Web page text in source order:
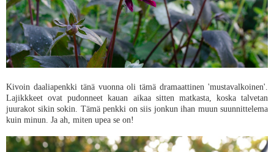
Kivoin daaliapenkki tänä vuonna oli tämä dramaattinen 'mustavalkoinen'.
Lajikkkeet ovat pudonneet kauan aikaa sitten matkasta, koska talvetan
juurakot sikin sokin. Tämä penkki on siis jonkun ihan muun suunnittelema
kuin minun. Ja ah, miten upea se on!